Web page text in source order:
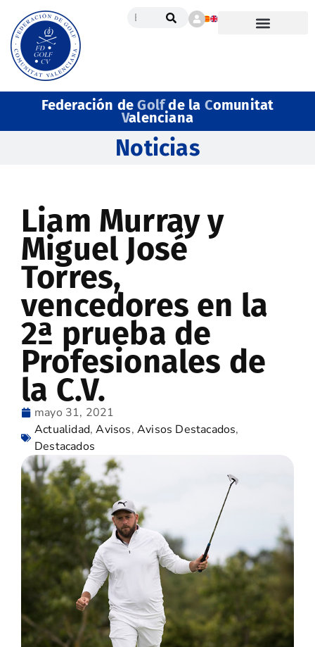
Federación deGolfde la Comunitat
Valenciana
Noticias
Liam Murray y
Miguel José
Torres,
vencedores en la
2ª prueba de
Profesionales de
la C.V.
mayo 31, 2021
Actualidad,Avisos,Avisos Destacados,
Destacados